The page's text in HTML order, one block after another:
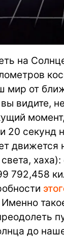
на
мир от
видите,
20 секунд
движется
хаха):
792,458
Именно
до